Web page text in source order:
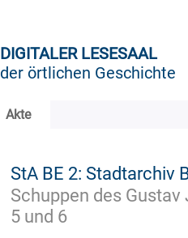
DIGITALER LESESAAL
der örtlichen Geschichte
Akte
StA BE 2: Stadtarchiv
Schuppen des
5 und 6